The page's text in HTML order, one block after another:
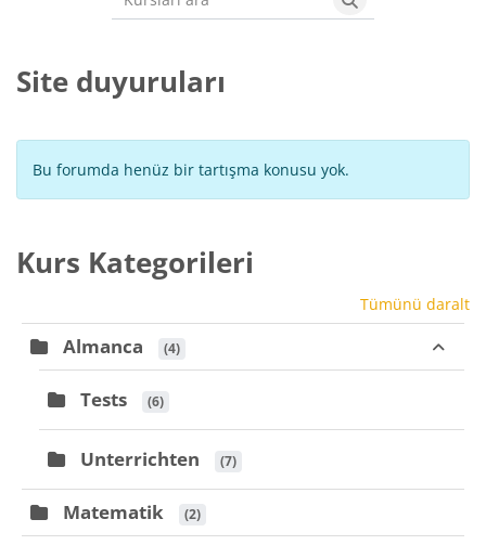
Kursları ara
Kursları ara
Site duyuruları
Bu forumda henüz bir tartışma konusu yok.
Kurs Kategorileri
Tümünü daralt
Almanca (4)
Tests (6)
Unterrichten (7)
Matematik (2)